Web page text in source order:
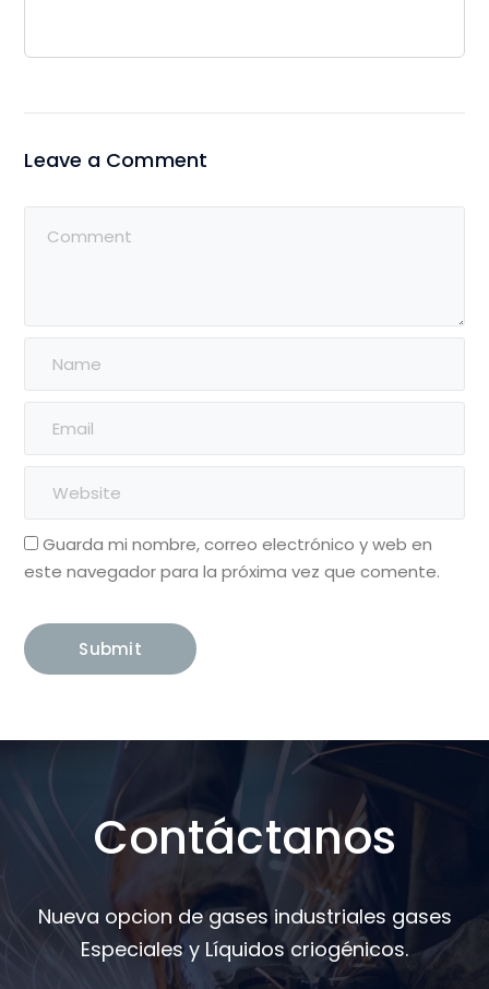
Leave a Comment
Guarda mi nombre, correo electrónico y web en
este navegador para la próxima vez que comente.
Contáctanos
Nueva opcion de gases industriales gases
Especiales y Líquidos criogénicos.